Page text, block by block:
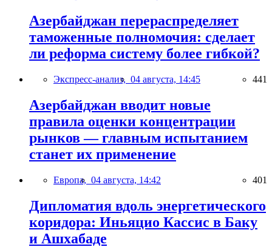
Азербайджан перераспределяет
таможенные полномочия: сделает
ли реформа систему более гибкой?
Экспресс-анализ, 04 августа, 14:45 441
Азербайджан вводит новые
правила оценки концентрации
рынков — главным испытанием
станет их применение
Европа, 04 августа, 14:42 401
Дипломатия вдоль энергетического
коридора: Иньяцио Кассис в Баку
и Ашхабаде